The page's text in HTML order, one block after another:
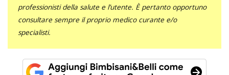
professionisti della salute e l’utente. È pertanto opportuno
consultare sempre il proprio medico curante e/o
specialisti.